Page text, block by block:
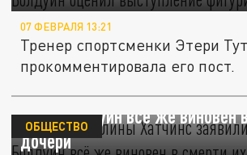
07 ФЕВРАЛЯ 13:21
Тренер спортсменки Этери
прокомментировала его пост.
Родители Галины Хатчинс
Алек Болдуин всё же виновен
дочери
ОБЩЕСТВО